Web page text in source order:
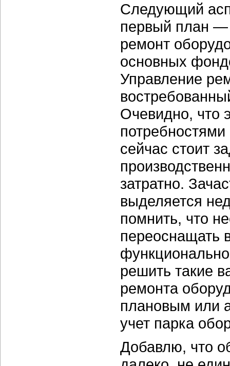
Следующий
первый план —
ремонт
основных
Управление
Очевидно, что
сейчас стоит
затратно.
выделяется
помнить, что
переоснащать
решить такие
ремонта
плановым или
учет парка
Добавлю, что